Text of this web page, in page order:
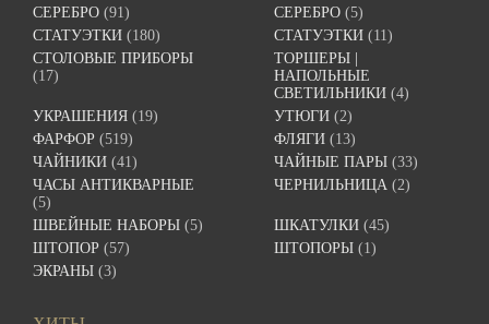
СЕРЕБРО (91) СЕРЕБРО (5)
СТАТУЭТКИ (180) СТАТУЭТКИ (11)
СТОЛОВЫЕ ПРИБОРЫ
(17)
ТОРШЕРЫ |
НАПОЛЬНЫЕ
СВЕТИЛЬНИКИ (4)
УКРАШЕНИЯ (19) УТЮГИ (2)
ФАРФОР (519) ФЛЯГИ (13)
ЧАЙНИКИ (41) ЧАЙНЫЕ ПАРЫ (33)
ЧАСЫ АНТИКВАРНЫЕ
(5)
ЧЕРНИЛЬНИЦА (2)
ШВЕЙНЫЕ НАБОРЫ (5) ШКАТУЛКИ (45)
ШТОПОР (57) ШТОПОРЫ (1)
ЭКРАНЫ (3)